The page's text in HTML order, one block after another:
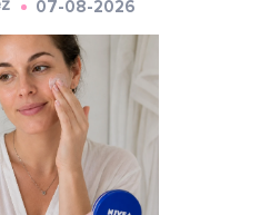
07-08-2026